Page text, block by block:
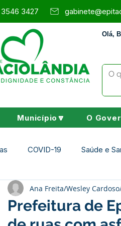
3427
Olá,
Município🔽 O
COVID-19 Saúde e
e Meio Ambiente
Prefeitura de
Ana Freita/Wesley